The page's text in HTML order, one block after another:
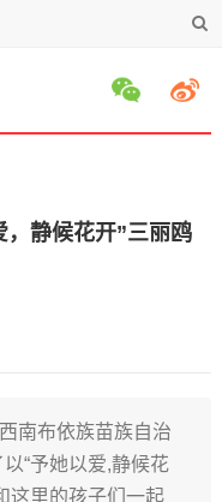
静候花开”三丽鸥
南布依族苗族自治
“予她以爱,静候花
这里的孩子们一起